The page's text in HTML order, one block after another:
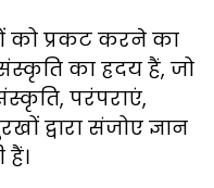
को प्रकट करने का
का ह्रदय हैं, जो
परंपराएं,
द्वारा संजोए ज्ञान